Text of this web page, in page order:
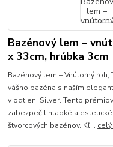
Bazénový lem –
x 33cm, hrúbka 3cm
Bazénový lem – Vnútorný
vášho bazéna s naším
v odtieni Silver. Tento
zabezpečil hladké a
štvorcových bazénov. Kľ...